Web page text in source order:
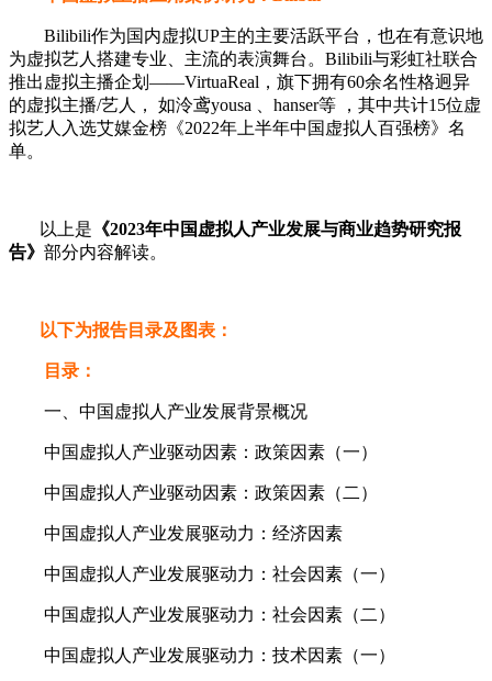
Bilibili作为国内虚拟UP主的主要活跃平台，也在有意识地
为虚拟艺人搭建专业、主流的表演舞台。Bilibili与彩虹社联合
推出虚拟主播企划——VirtuaReal，旗下拥有60余名性格迥异
的虚拟主播/艺人， 如泠鸢yousa 、hanser等 ，其中共计15位虚
拟艺人入选艾媒金榜《2022年上半年中国虚拟人百强榜》名
单。
以上是 《2023年中国虚拟人产业发展与商业趋势研究报
告》 部分内容解读。
以下为报告目录及图表：
目录：
一、中国虚拟人产业发展背景概况
中国虚拟人产业驱动因素：政策因素（一）
中国虚拟人产业驱动因素：政策因素（二）
中国虚拟人产业发展驱动力：经济因素
中国虚拟人产业发展驱动力：社会因素（一）
中国虚拟人产业发展驱动力：社会因素（二）
中国虚拟人产业发展驱动力：技术因素（一）